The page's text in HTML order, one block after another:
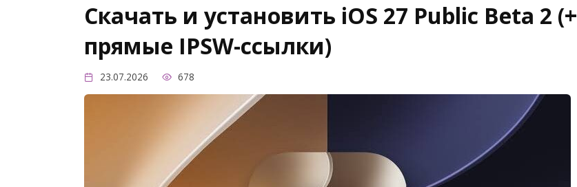
Скачать и установить iOS 27 Public Beta 2 (+
прямые IPSW-ссылки)
23.07.2026 678